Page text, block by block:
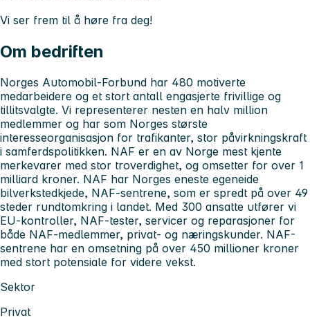
Vi ser frem til å høre fra deg!
Om bedriften
Norges Automobil-Forbund har 480 motiverte
medarbeidere og et stort antall engasjerte frivillige og
tillitsvalgte. Vi representerer nesten en halv million
medlemmer og har som Norges største
interesseorganisasjon for trafikanter, stor påvirkningskraft
i samferdspolitikken. NAF er en av Norge mest kjente
merkevarer med stor troverdighet, og omsetter for over 1
milliard kroner. NAF har Norges eneste egeneide
bilverkstedkjede, NAF-sentrene, som er spredt på over 49
steder rundtomkring i landet. Med 300 ansatte utfører vi
EU-kontroller, NAF-tester, servicer og reparasjoner for
både NAF-medlemmer, privat- og næringskunder. NAF-
sentrene har en omsetning på over 450 millioner kroner
med stort potensiale for videre vekst.
Sektor
Privat